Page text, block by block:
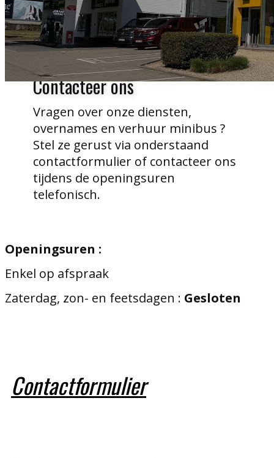
Contacteer ons
Vragen over onze diensten,
overnames en verhuur minibus ?
Stel ze gerust via onderstaand
contactformulier of contacteer ons
tijdens de openingsuren
telefonisch.
Openingsuren :
Enkel op afspraak
Zaterdag, zon- en feetsdagen : Gesloten
Contactformulier